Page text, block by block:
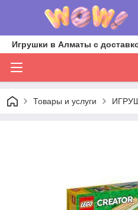
Игрушки в Алматы с
Товары и услуги